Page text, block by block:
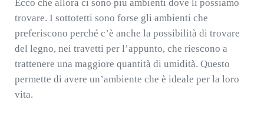
Ecco che allora ci sono piu ambienti dove li possiamo
trovare. I sottotetti sono forse gli ambienti che
preferiscono perché c’è anche la possibilità di trovare
del legno, nei travetti per l’appunto, che riescono a
trattenere una maggiore quantità di umidità. Questo
permette di avere un’ambiente che è ideale per la loro
vita.